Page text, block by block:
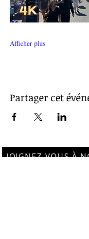
Afficher plus
Partager cet
JOIGNEZ-VOUS À